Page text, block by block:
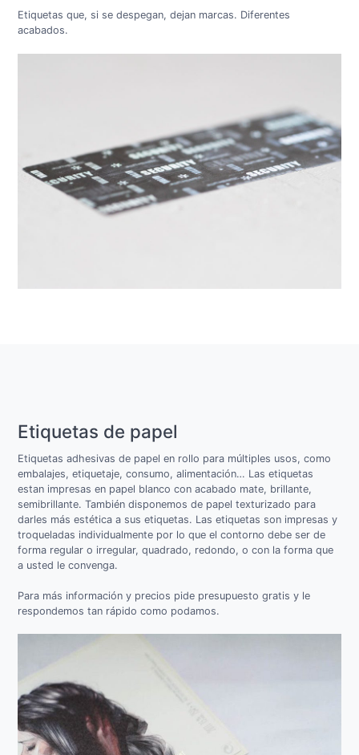
Etiquetas que, si se despegan, dejan marcas. Diferentes
acabados.
Etiquetas de papel
Etiquetas adhesivas de papel en rollo para múltiples usos, como
embalajes, etiquetaje, consumo, alimentación… Las etiquetas
estan impresas en papel blanco con acabado mate, brillante,
semibrillante. También disponemos de papel texturizado para
darles más estética a sus etiquetas. Las etiquetas son impresas y
troqueladas individualmente por lo que el contorno debe ser de
forma regular o irregular, quadrado, redondo, o con la forma que
a usted le convenga.
Para más información y precios pide presupuesto gratis y le
respondemos tan rápido como podamos.